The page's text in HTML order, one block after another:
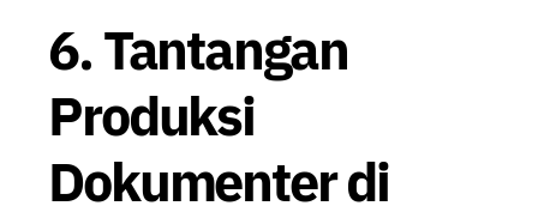
6. Tantangan
Produksi
Dokumenter di